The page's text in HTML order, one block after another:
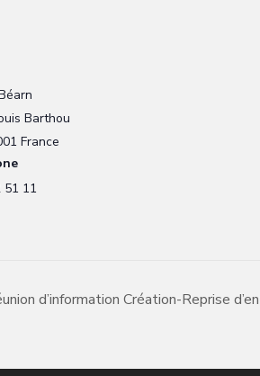
Barthou
France
51 11
d’information Création-Reprise